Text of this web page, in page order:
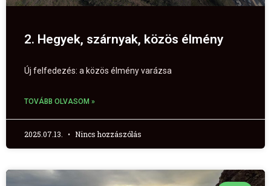
2. Hegyek, szárnyak, közös élmény
Új felfedezés: a közös élmény varázsa
TOVÁBB OLVASOM »
2025.07.13. Nincs hozzászólás